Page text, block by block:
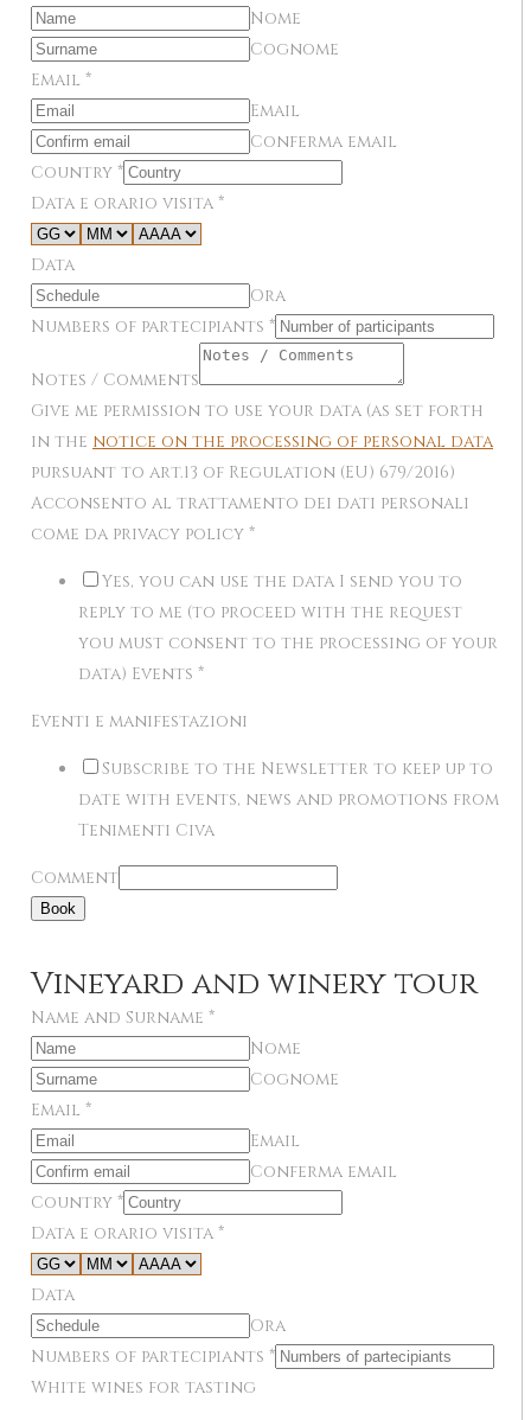
Nome
Cognome
Email *
Email
Conferma email
Country *
Data e orario visita *
Data
Ora
Numbers of partecipiants *
Notes / Comments
Give me permission to use your data (as set forth
in the notice on the processing of personal data
pursuant to art.13 of Regulation (EU) 679/2016)
Acconsento al trattamento dei dati personali
come da privacy policy *
Yes, you can use the data I send you to
reply to me (to proceed with the request
you must consent to the processing of your
data) Events *
Eventi e manifestazioni
Subscribe to the Newsletter to keep up to
date with events, news and promotions from
Tenimenti Civa
Comment
Book
Vineyard and winery tour
Name and Surname *
Nome
Cognome
Email *
Email
Conferma email
Country *
Data e orario visita *
Data
Ora
Numbers of partecipiants *
White wines for tasting